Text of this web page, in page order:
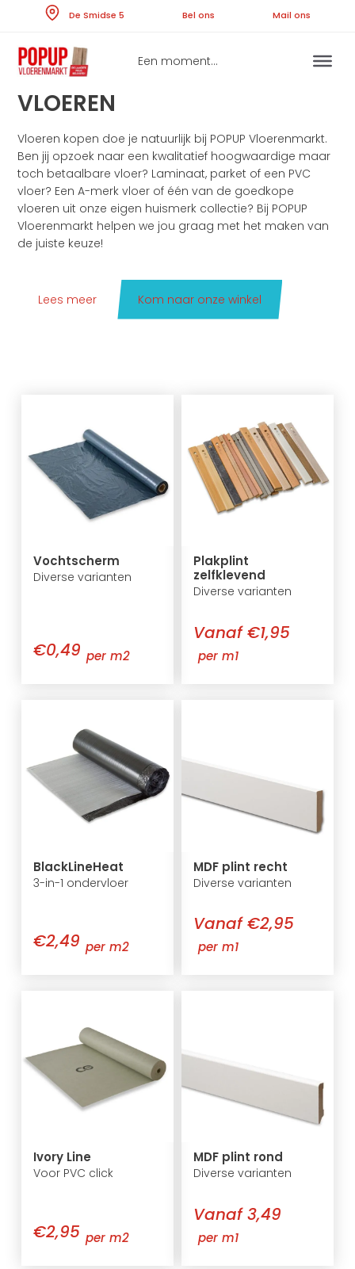
content
De Smidse 5
Een moment...
VLOEREN
Vloeren kopen doe je natuurlijk bij POPUP Vloerenmarkt.
Ben jij opzoek naar een kwalitatief hoogwaardige maar
toch betaalbare vloer? Laminaat, parket of een PVC
vloer? Een A-merk vloer of één van de goedkope
vloeren uit onze eigen huismerk collectie? Bij POPUP
Vloerenmarkt helpen we jou graag met het maken van
de juiste keuze!
Lees meer Kom naar onze winkel
Vochtscherm
Diverse varianten
€0,49 per m2
Plakplint
zelfklevend
Diverse varianten
Vanaf €1,95
per m1
BlackLineHeat
3-in-1 ondervloer
€2,49 per m2
MDF plint recht
Diverse varianten
Vanaf €2,95
per m1
Ivory Line
Voor PVC click
€2,95 per m2
MDF plint rond
Diverse varianten
Vanaf 3,49
per m1